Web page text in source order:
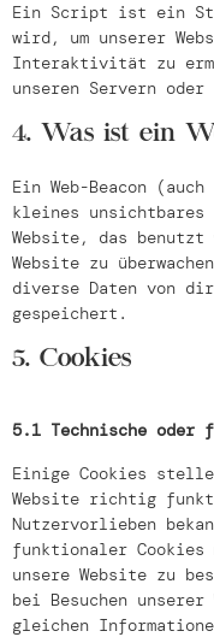
Ein Script ist ein
wird, um unserer
Interaktivität zu
unseren Servern
4. Was ist ein
Ein Web-Beacon
kleines
Website, das
Website zu
diverse Daten von
gespeichert.
5. Cookies
5.1 Technische oder
Einige Cookies
Website richtig
Nutzervorlieben
funktionaler
unsere Website zu
bei Besuchen
gleichen